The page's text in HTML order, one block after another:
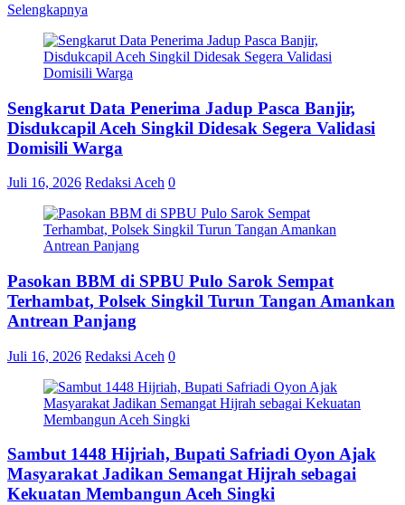
Selengkapnya
Sengkarut Data Penerima Jadup Pasca Banjir,
Disdukcapil Aceh Singkil Didesak Segera Validasi
Domisili Warga
Juli 16, 2026 Redaksi Aceh 0
Pasokan BBM di SPBU Pulo Sarok Sempat
Terhambat, Polsek Singkil Turun Tangan Amankan
Antrean Panjang
Juli 16, 2026 Redaksi Aceh 0
Sambut 1448 Hijriah, Bupati Safriadi Oyon Ajak
Masyarakat Jadikan Semangat Hijrah sebagai
Kekuatan Membangun Aceh Singki